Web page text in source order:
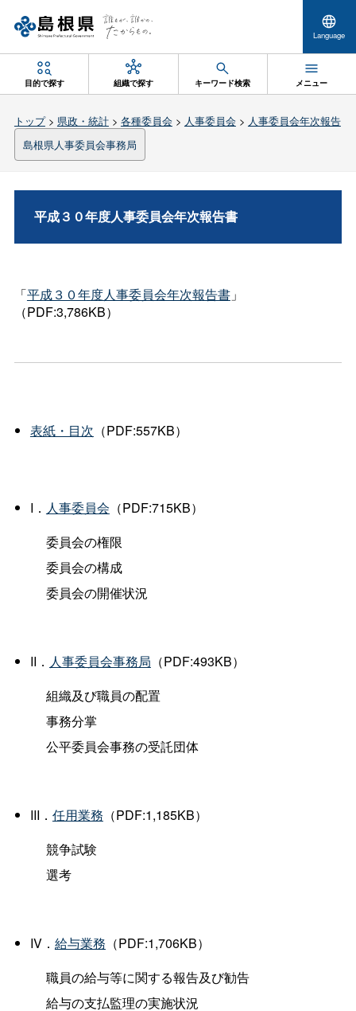
Language
目的で探す 組織で探す キーワード検索 メニュー
トップ> 県政・統計> 各種委員会 > 人事委員会 > 人事委員会年次報告
島根県人事委員会事務局
平成３０年度人事委員会年次報告書
「平成３０年度人事委員会年次報告書」
（PDF:3,786KB）
表紙・目次 （PDF:557KB）
I． 人事委員会 （PDF:715KB）
委員会の権限
委員会の構成
委員会の開催状況
II． 人事委員会事務局 （PDF:493KB）
組織及び職員の配置
事務分掌
公平委員会事務の受託団体
III． 任用業務 （PDF:1,185KB）
競争試験
選考
IV． 給与業務 （PDF:1,706KB）
職員の給与等に関する報告及び勧告
給与の支払監理の実施状況